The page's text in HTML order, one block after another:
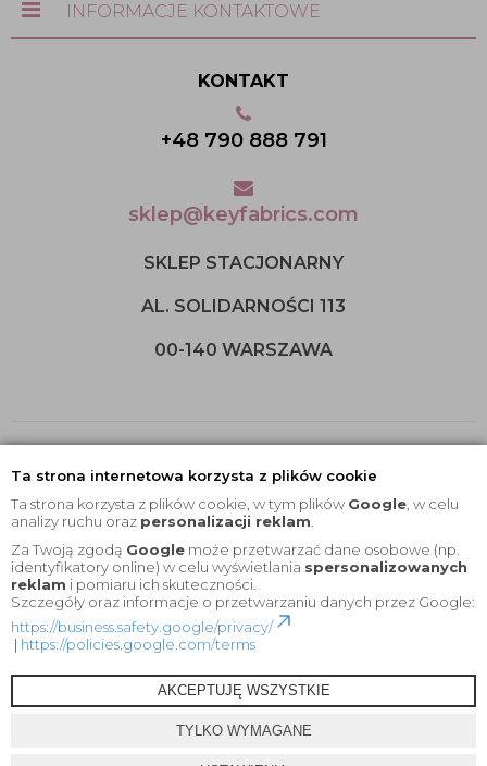
Ta strona internetowa korzysta z plików cookie
Ta strona korzysta z plików cookie, w tym plików Google , w celu
analizy ruchu oraz personalizacji reklam
Za Twoją zgodą Google może przetwarzać dane osobowe (np.
identyfikatory online) w celu wyświetlania spersonalizowanych
reklam i pomiaru ich skuteczności.
Szczegóły oraz informacje o przetwarzaniu danych przez Google:
https://business.safety.google/privacy/
| https://policies.google.com/terms
AKCEPTUJĘ WSZYSTKIE
TYLKO WYMAGANE
INFORMACJE KONTAKTOWE
KONTAKT
+48 790 888 791
sklep@keyfabrics.com
SKLEP STACJONARNY
AL. SOLIDARNOŚCI 113
00-140 WARSZAWA
2020 © Wszelkie Prawa Zastrzeżone |
Projekt i oprogramowanie sklepu: Ebexo